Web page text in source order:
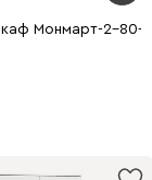
Монмарт-2-80-